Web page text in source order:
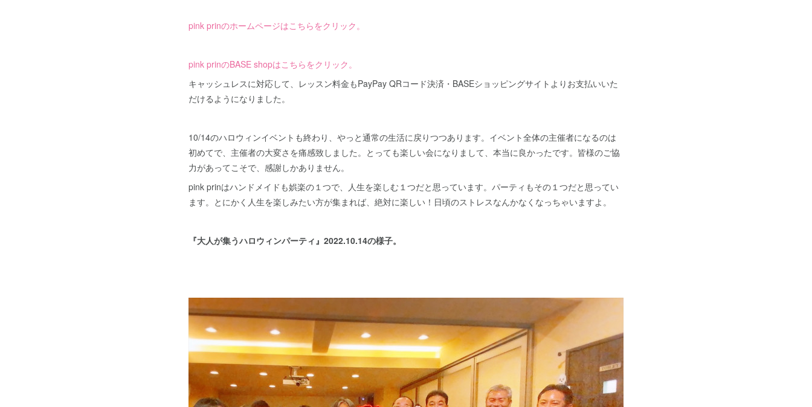
pink prinのホームページはこちらをクリック。
pink prinのBASE shopはこちらをクリック。
キャッシュレスに対応して、レッスン料金もPayPay QRコード決済・BASEショッピングサイトよりお支払いいた
だけるようになりました。
10/14のハロウィンイベントも終わり、やっと通常の生活に戻りつつあります。イベント全体の主催者になるのは
初めてで、主催者の大変さを痛感致しました。とっても楽しい会になりまして、本当に良かったです。皆様のご協
力があってこそで、感謝しかありません。
pink prinはハンドメイドも娯楽の１つで、人生を楽しむ１つだと思っています。パーティもその１つだと思ってい
ます。とにかく人生を楽しみたい方が集まれば、絶対に楽しい！日頃のストレスなんかなくなっちゃいますよ。
『大人が集うハロウィンパーティ』2022.10.14の様子。